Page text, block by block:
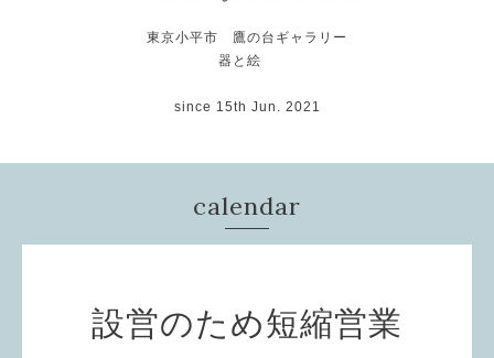
東京小平市 鷹の台ギャラリー
器と絵
since 15th Jun. 2021
calendar
設営のため短縮営業